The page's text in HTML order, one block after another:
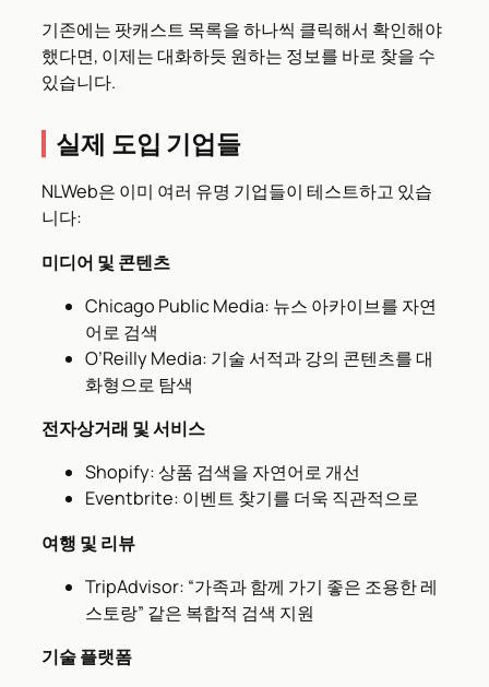
기존에는 팟캐스트 목록을 하나씩 클릭해서 확인해야
했다면, 이제는 대화하듯 원하는 정보를 바로 찾을 수
있습니다.
실제 도입 기업들
NLWeb은 이미 여러 유명 기업들이 테스트하고 있습
니다:
미디어 및 콘텐츠
Chicago Public Media: 뉴스 아카이브를 자연
어로 검색
O’Reilly Media: 기술 서적과 강의 콘텐츠를 대
화형으로 탐색
전자상거래 및 서비스
Shopify: 상품 검색을 자연어로 개선
Eventbrite: 이벤트 찾기를 더욱 직관적으로
여행 및 리뷰
TripAdvisor: “가족과 함께 가기 좋은 조용한 레
스토랑” 같은 복합적 검색 지원
기술 플랫폼